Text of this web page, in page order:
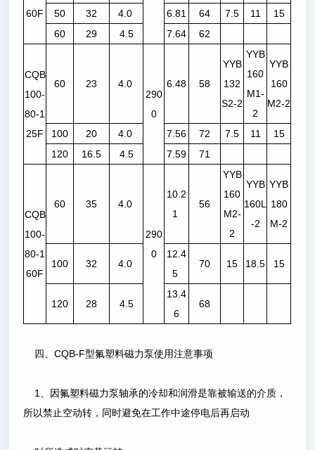
60F
50 32 4.0 6.81 64 7.5 11
15
60
29 4.5 7.64 62
CQB
100-
80-1
25F
60 23
4.0
290
0
6.48 58
YYB
132
S2-2
YYB
160
M1-
2
YYB
160
M2-2
100 20 4.0 7.56 72 7.5 11
15
120
16.5 4.5 7.59 71
CQB
100-
80-1
60F
60 35 4.0
290
0
10.2
1
56
YYB
160
M2-
2
YYB
160L
-2
YYB
180
M-2
100 32 4.0
12.4
5
70 15 18.5 15
120 28 4.5
13.4
6
68
四、CQB-F型氟塑料磁力泵使用注意事项
1、因氟塑料磁力泵轴承的冷却和润滑是靠被输送的介质，
所以禁止空动转，同时避免在工作中途停电后再启动